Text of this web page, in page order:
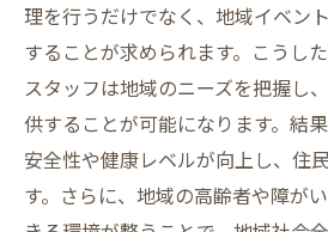
理を行うだけでなく、地域イベン
することが求められます。こうし
スタッフは地域のニーズを把握し
供することが可能になります。結
安全性や健康レベルが向上し、住
す。さらに、地域の高齢者や障が